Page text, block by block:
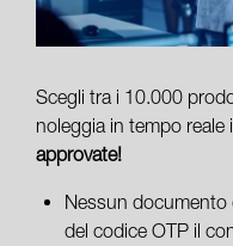
Scegli tra i 10.000
noleggia in tempo reale
approvate!
Nessun
del codice OTP il